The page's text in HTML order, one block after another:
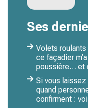
Ses
Volets roulants
ce façadier
poussière… et
Si vous
quand
confirment :